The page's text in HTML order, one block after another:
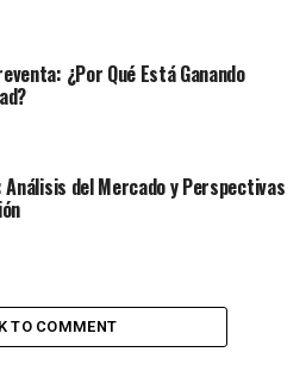
¿Por Qué Está Ganando
Análisis del Mercado y Perspectivas
TO COMMENT